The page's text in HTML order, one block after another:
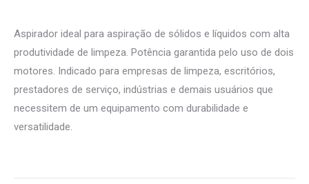
Aspirador ideal para aspiração de sólidos e líquidos com alta
produtividade de limpeza. Potência garantida pelo uso de dois
motores. Indicado para empresas de limpeza, escritórios,
prestadores de serviço, indústrias e demais usuários que
necessitem de um equipamento com durabilidade e
versatilidade.